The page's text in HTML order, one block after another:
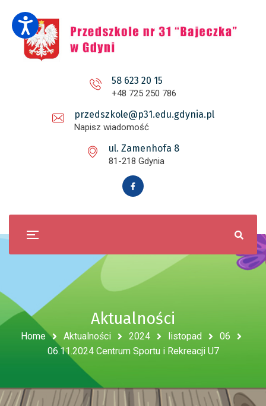
58 623 20 15
+48 725 250 786
przedszkole@p31.edu.gdynia.pl
Napisz wiadomość
ul. Zamenhofa 8
81-218 Gdynia
Aktualności
Home Aktualności 2024 listopad
06
06.11.2024 Centrum Sportu i Rekreacji U7